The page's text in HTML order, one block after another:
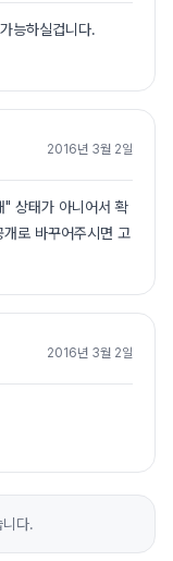
능하실겁니다.
2016년 3월 2일
상태가 아니어서 확
로 바꾸어주시면 고
2016년 3월 2일
다.